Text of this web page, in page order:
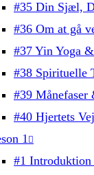
#35 Din Sjæl,
#36 Om at gå
#37 Yin Yoga
#38 Spirituelle
#39 Månefaser
#40 Hjertets
1
#1 Introduktion